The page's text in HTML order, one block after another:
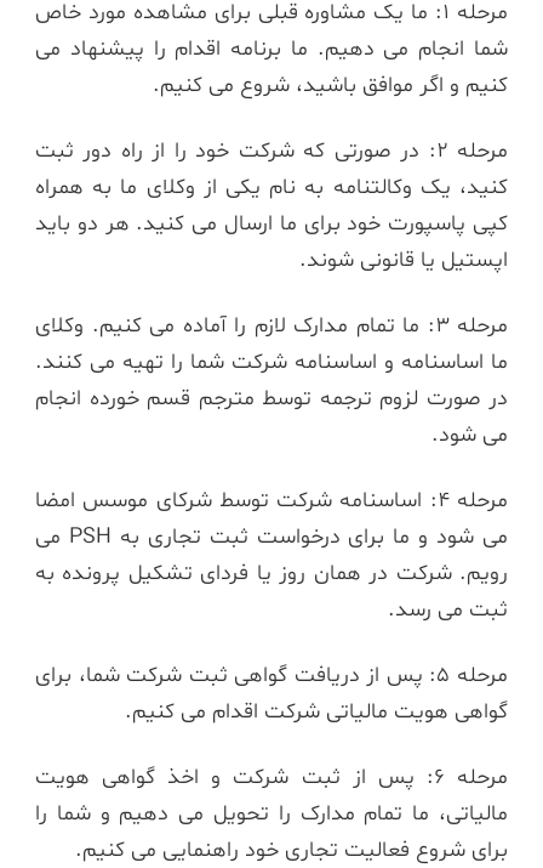
مرحله 1: ما یک مشاوره قبلی برای مشاهده مورد خاص
شما انجام می دهیم. ما برنامه اقدام را پیشنهاد می
کنیم و اگر موافق باشید، شروع می کنیم.
مرحله 2: در صورتی که شرکت خود را از راه دور ثبت
کنید، یک وکالتنامه به نام یکی از وکلای ما به همراه
کپی پاسپورت خود برای ما ارسال می کنید. هر دو باید
اپستیل یا قانونی شوند.
مرحله 3: ما تمام مدارک لازم را آماده می کنیم. وکلای
ما اساسنامه و اساسنامه شرکت شما را تهیه می کنند.
در صورت لزوم ترجمه توسط مترجم قسم خورده انجام
می شود.
مرحله 4: اساسنامه شرکت توسط شرکای موسس امضا
می شود و ما برای درخواست ثبت تجاری به PSH می
رویم. شرکت در همان روز یا فردای تشکیل پرونده به
ثبت می رسد.
مرحله 5: پس از دریافت گواهی ثبت شرکت شما، برای
گواهی هویت مالیاتی شرکت اقدام می کنیم.
مرحله 6: پس از ثبت شرکت و اخذ گواهی هویت
مالیاتی، ما تمام مدارک را تحویل می دهیم و شما را
برای شروع فعالیت تجاری خود راهنمایی می کنیم.